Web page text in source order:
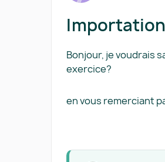
Bonjour, je voudrais
exercice?
en vous remerciant